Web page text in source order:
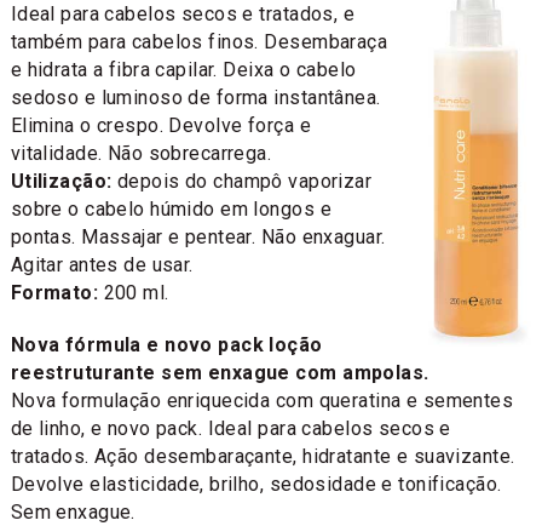
Ideal para cabelos secos e tratados, e
também para cabelos finos. Desembaraça
e hidrata a fibra capilar. Deixa o cabelo
sedoso e luminoso de forma instantânea.
Elimina o crespo. Devolve força e
vitalidade. Não sobrecarrega.
Utilização: depois do champô vaporizar
sobre o cabelo húmido em longos e
pontas. Massajar e pentear. Não enxaguar.
Agitar antes de usar.
Formato: 200 ml.
Nova fórmula e novo pack loção
reestruturante sem enxague com ampolas.
Nova formulação enriquecida com queratina e sementes
de linho, e novo pack. Ideal para cabelos secos e
tratados. Ação desembaraçante, hidratante e suavizante.
Devolve elasticidade, brilho, sedosidade e tonificação.
Sem enxague.